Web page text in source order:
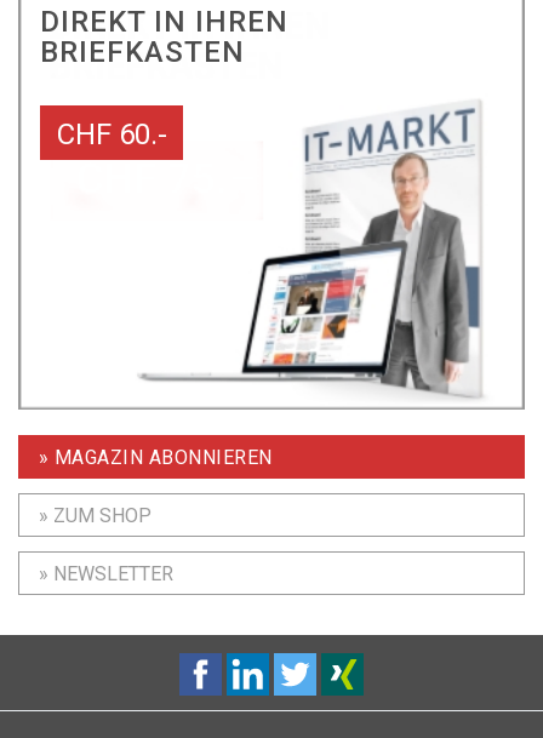
DIREKT IN IHREN
BRIEFKASTEN
CHF 60.-
» MAGAZIN ABONNIEREN
» ZUM SHOP
» NEWSLETTER